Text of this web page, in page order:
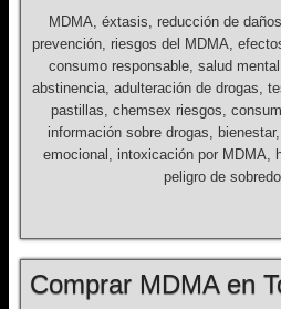
MDMA, éxtasis, reducción de
prevención, riesgos del MDMA,
consumo responsable, salud
abstinencia, adulteración de drogas,
pastillas, chemsex riesgos,
información sobre drogas,
emocional, intoxicación por MDMA,
peligro de
Comprar MDMA en